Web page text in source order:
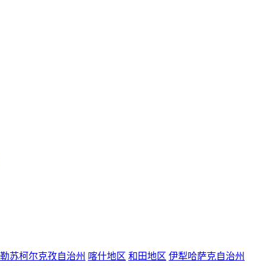
苏柯尔克孜自治州 喀什地区 和田地区 伊犁哈萨克自治州